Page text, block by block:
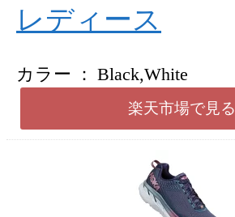
レディース
カラー Black,White
楽天市場で見る